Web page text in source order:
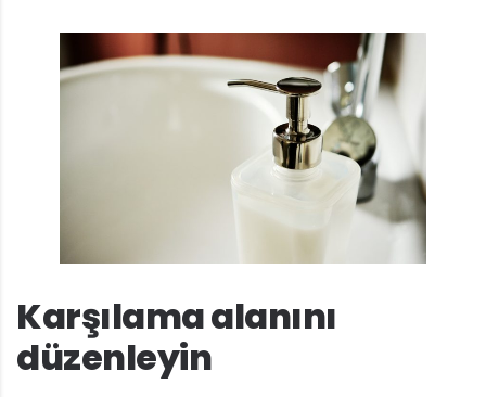
Karşılama alanını
düzenleyin